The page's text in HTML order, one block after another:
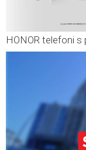
HONOR telefoni